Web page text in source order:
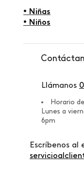
• Niñas
• Niños
Llámanos
Horario
Lunes a
6pm
Escríbenos al